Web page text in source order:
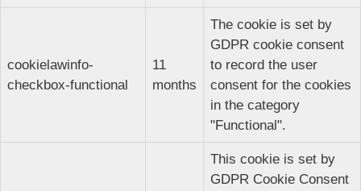
cookielawinfo-
checkbox-functional
11
months
The cookie is set by
GDPR cookie consent
to record the user
consent for the cookies
in the category
"Functional".
This cookie is set by
GDPR Cookie Consent